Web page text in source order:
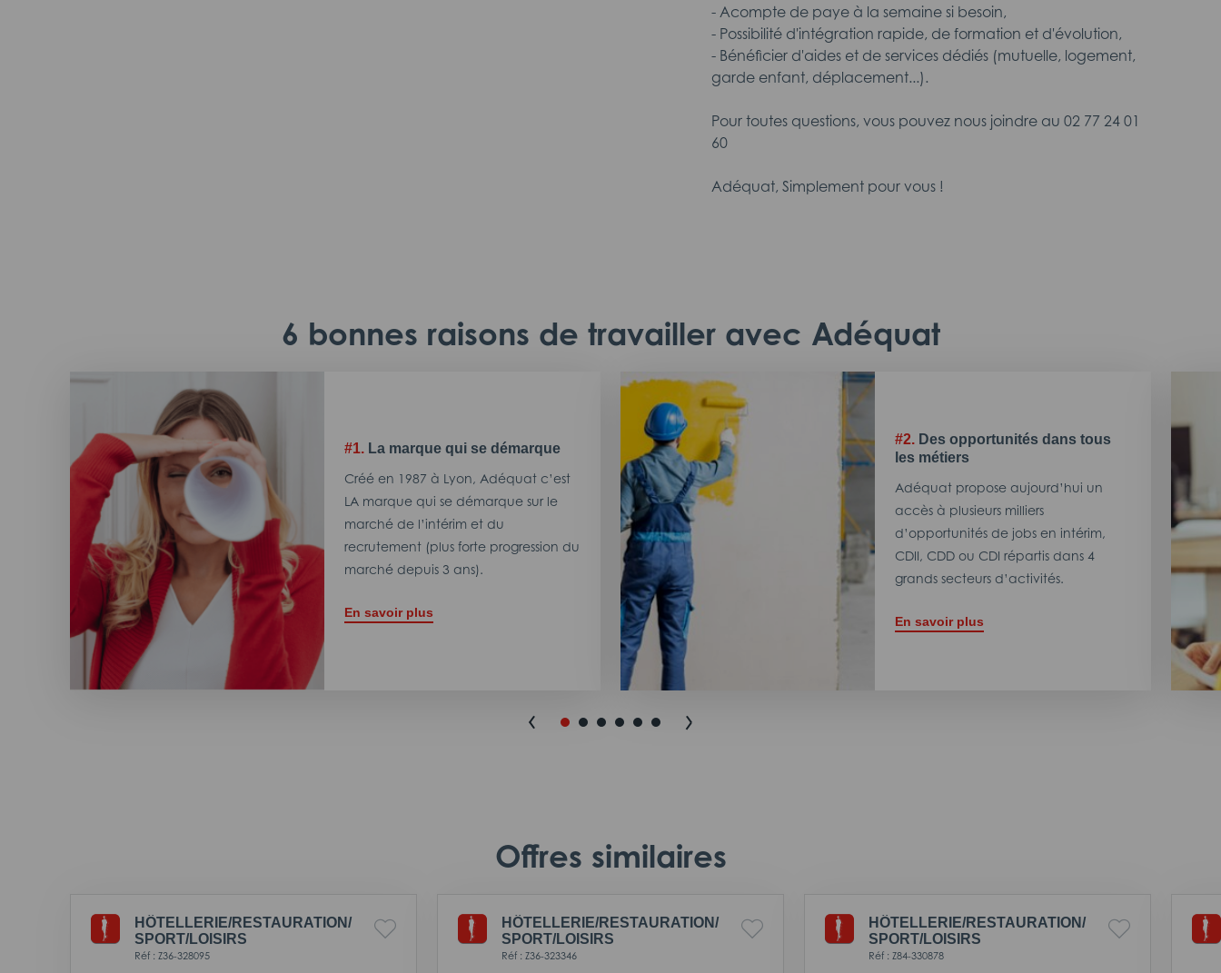
- Acompte de paye à la semaine si besoin,
- Possibilité d'intégration rapide, de formation et d'évolution,
- Bénéficier d'aides et de services dédiés (mutuelle, logement,
garde enfant, déplacement...).
Pour toutes questions, vous pouvez nous joindre au 02 77 24 01
60
Adéquat, Simplement pour vous !
6 bonnes raisons de travailler avec Adéquat
#1. La marque qui se démarque
Créé en 1987 à Lyon, Adéquat c’est
LA marque qui se démarque sur le
marché de l’intérim et du
recrutement (plus forte progression du
marché depuis 3 ans).
En savoir plus
#2. Des opportunités dans tous
les métiers
Adéquat propose aujourd’hui un
accès à plusieurs milliers
d’opportunités de jobs en intérim,
CDII, CDD ou CDI répartis dans 4
grands secteurs d’activités.
En savoir plus
Offres similaires
HÔTELLERIE/RESTAURATION/
SPORT/LOISIRS
Réf : Z36-328095
HÔTELLERIE/RESTAURATION/
SPORT/LOISIRS
Réf : Z36-323346
HÔTELLERIE/RESTAURATION/
SPORT/LOISIRS
Réf : Z84-330878